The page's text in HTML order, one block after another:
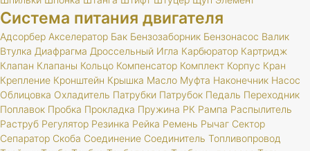
Система питания двигателя
Адсорбер Акселератор Бак Бензозаборник Бензонасос Валик
Втулка Диафрагма Дроссельный Игла Карбюратор Картридж
Клапан Клапаны Кольцо Компенсатор Комплект Корпус Кран
Крепление Кронштейн Крышка Масло Муфта Наконечник Насос
Облицовка Охладитель Патрубки Патрубок Педаль Переходник
Поплавок Пробка Прокладка Пружина РК Рампа Распылитель
Раструб Регулятор Резинка Рейка Ремень Рычаг Сектор
Сепаратор Скоба Соединение Соединитель Топливопровод